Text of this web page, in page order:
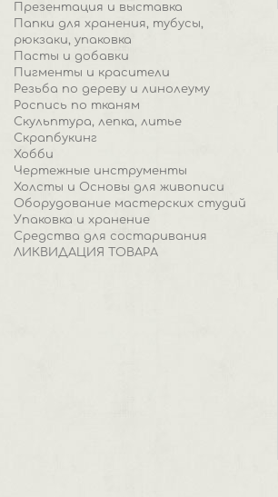
Презентация и выставка
Папки для хранения, тубусы,
рюкзаки, упаковка
Пасты и добавки
Пигменты и красители
Резьба по дереву и линолеуму
Роспись по тканям
Скульптура, лепка, литье
Скрапбукинг
Хобби
Чертежные инструменты
Холсты и Основы для живописи
Оборудование мастерских студий
Упаковка и хранение
Средства для состаривания
ЛИКВИДАЦИЯ ТОВАРА